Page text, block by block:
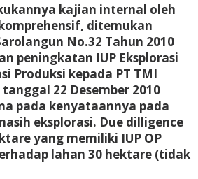
kajian internal oleh
ditemukan
No.32 Tahun 2010
peningkatan IUP Eksplorasi
Produksi kepada PT TMI
tanggal 22 Desember 2010
pada kenyataannya pada
eksplorasi. Due dilligence
yang memiliki IUP OP
lahan 30 hektare (tidak